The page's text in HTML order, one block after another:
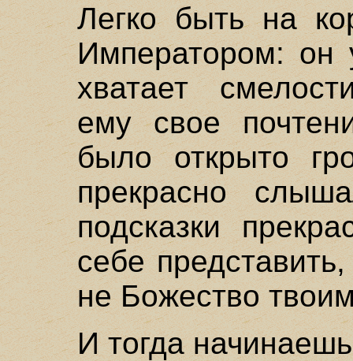
Легко быть на
Императором:
хватает
ему свое
было открыто
прекрасно
подсказки
себе
не Божество
И тогда